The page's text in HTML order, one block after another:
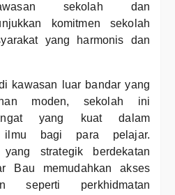
sekolah dan
komitmen sekolah
yang harmonis dan
kawasan luar bandar yang
moden, sekolah ini
yang kuat dalam
ilmu bagi para pelajar.
strategik berdekatan
Bau memudahkan akses
seperti perkhidmatan